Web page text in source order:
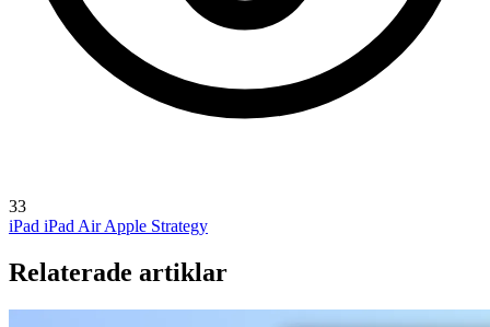
33
iPad iPad AirApple Strategy
Relaterade artiklar